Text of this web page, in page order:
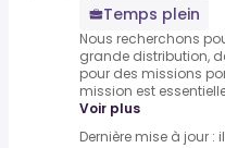
Temps plein
Nous recherchons
grande distribution,
pour des missions
mission est
Voir plus
Dernière mise à jour :